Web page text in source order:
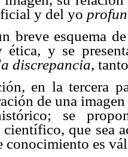
y del yo
breve esquema
ética, y se
discrepancia,
en la tercera
de una
se
científico, que sea
conocimiento es